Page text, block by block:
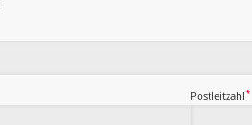
Postleitzahl*